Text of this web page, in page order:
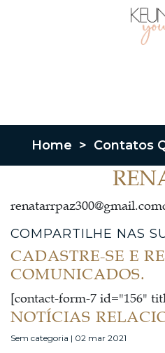
Home > Contatos
COMPARTILHE NAS
CADASTRE-SE E
COMUNICADOS.
[contact-form-7 id="156"
NOTÍCIAS
Sem categoria | 02 mar 2021